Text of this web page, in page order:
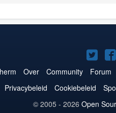
op
Over Community Forum
Privacybeleid Cookiebeleid
© 2005 - 2026 Open